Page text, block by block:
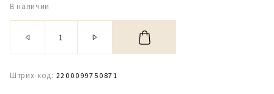
В наличии
Штрих-код: 2200099750871